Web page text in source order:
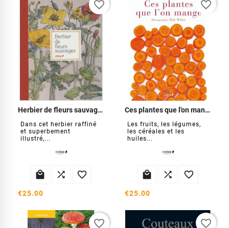
Herbier de fleurs sauvages
Dans cet herbier raffiné
et superbement
illustré,...
  
€25.00
favorite_border
Ces plantes que l'on mange
Les fruits, les légumes,
les céréales et les
huiles...
  
€25.00
favorite_border
favorite_border favorite_border